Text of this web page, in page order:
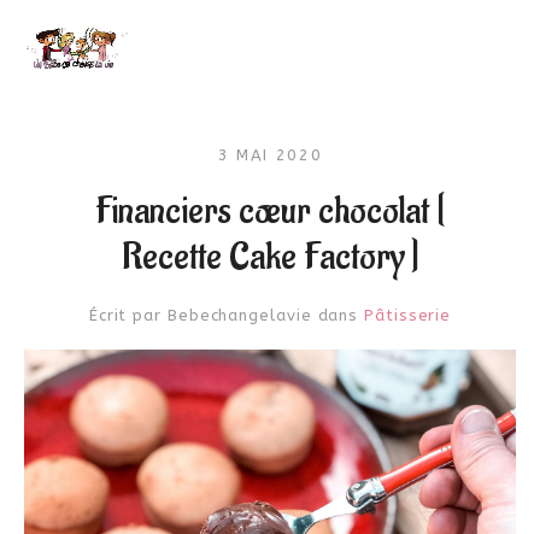
3 MAI 2020
Financiers cœur chocolat [
Recette Cake Factory ]
Écrit par Bebechangelavie dansPâtisserie